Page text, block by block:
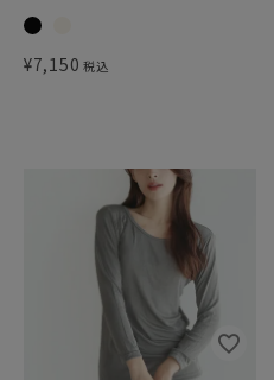
¥7,150 税込